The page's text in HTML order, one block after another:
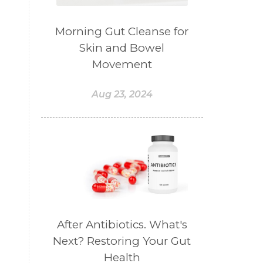
#BELIEVE
#BENEFIT
#BERAT
#BERBUSA
#BERGABUNG
#BERLIBUR
#BERMINYAK
#BERSIH
#BIOTIN
#BISNIS
#bisnisyoungliving
#blendessentialoil
#bloomcollagen
#BLUE LACE AGATE
Morning Gut Cleanse for
Skin and Bowel
Movement
Aug 23, 2024
After Antibiotics. What's
Next? Restoring Your Gut
Health